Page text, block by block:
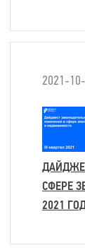
2021-
СФЕРЕ
2021